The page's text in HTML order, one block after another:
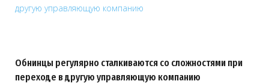
Обнинцы регулярно сталкиваются со сложностями при
переходе в другую управляющую компанию